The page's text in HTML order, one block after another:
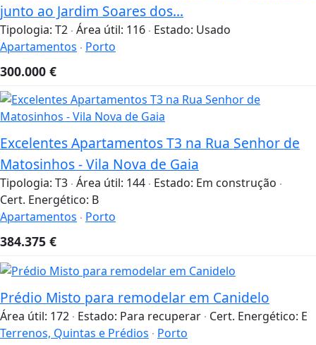
junto ao Jardim Soares dos...
Tipologia: T2 Área útil: 116 Estado: Usado
Apartamentos
Porto
300.000 €
Excelentes Apartamentos T3 na Rua Senhor de
Matosinhos - Vila Nova de Gaia
Tipologia: T3 Área útil: 144 Estado: Em construção
Cert. Energético: B
Apartamentos
Porto
384.375 €
Prédio Misto para remodelar em Canidelo
Área útil: 172 Estado: Para recuperar Cert. Energético: E
Terrenos, Quintas e Prédios
Porto